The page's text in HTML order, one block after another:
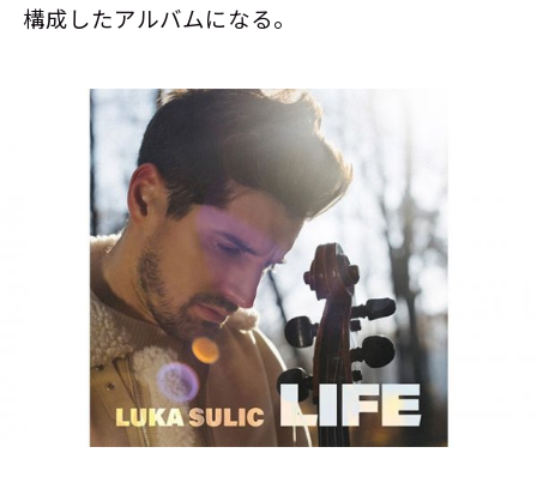
構成したアルバムになる。